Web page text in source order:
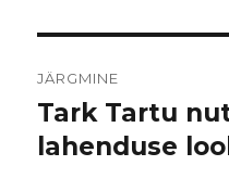
JÄRGMINE
Järgmine
postitus:
Tark Tartu
lahenduse